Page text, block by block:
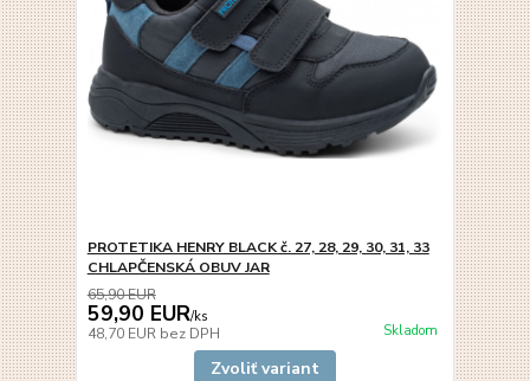
PROTETIKA HENRY BLACK č. 27, 28, 29, 30, 31, 33
CHLAPČENSKÁ OBUV JAR
65,90 EUR
59,90 EUR/ks
48,70 EUR bez DPH Skladom
Zvoliť variant